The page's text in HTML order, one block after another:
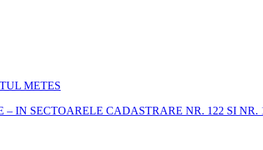
METES
SECTOARELE CADASTRARE NR. 122 SI NR.